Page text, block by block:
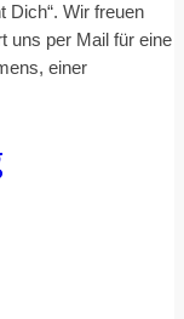
Dich“. Wir freuen
uns per Mail für eine
einer